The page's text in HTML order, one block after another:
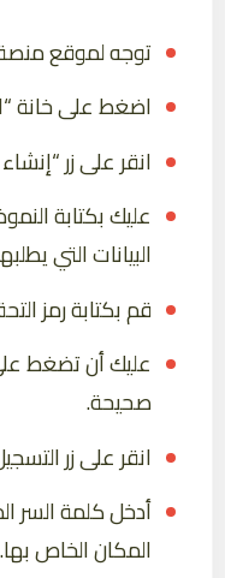
توجه لموقع
اضغط على خانة
انقر على زر
عليك بكتابة
البيانات التي
قم بكتابة رمز
عليك أن تضغط على
صحيحة.
انقر على زر
أدخل كلمة السر
المكان الخاص بها.